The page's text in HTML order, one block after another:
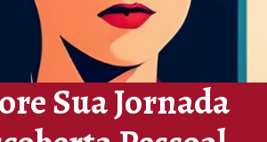
Sua Jornada